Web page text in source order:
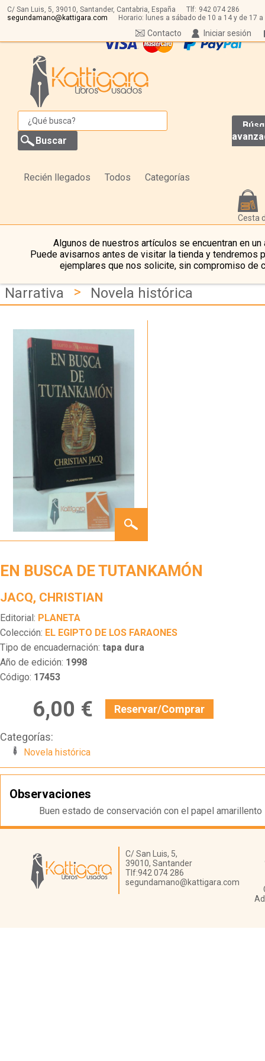
C/ San Luis, 5, 39010, Santander, Cantabria, España Tlf: 942 074 286
segundamano@kattigara.com
Horario: lunes a sábado de 10 a 14 y de 17 a
Iniciar sesión
Contacto
Recién llegados Todos Categorías
Cesta
Algunos de nuestros artículos se encuentran en un
Puede avisarnos antes de visitar la tienda y tendremos
ejemplares que nos solicite, sin compromiso de
Narrativa > Novela histórica
BUSCA
EN BUSCA DE TUTANKAMÓN
JACQ, CHRISTIAN
Editorial: PLANETA
Colección: EL EGIPTO DE LOS FARAONES
Tipo de encuadernación: tapa dura
Año de edición: 1998
Código: 17453
6,00 € Reservar/Comprar
Categorías:
Novela histórica
Observaciones
Buen estado de conservación con el papel amarillento
Librería Kattigara
C/ San Luis, 5,
39010, Santander
Tlf:942 074 286
segundamano@kattigara.com